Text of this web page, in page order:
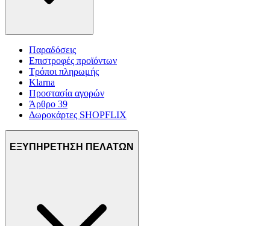
Παραδόσεις
Επιστροφές προϊόντων
Τρόποι πληρωμής
Klarna
Προστασία αγορών
Άρθρο 39
Δωροκάρτες SHOPFLIX
ΕΞΥΠΗΡΕΤΗΣΗ ΠΕΛΑΤΩΝ